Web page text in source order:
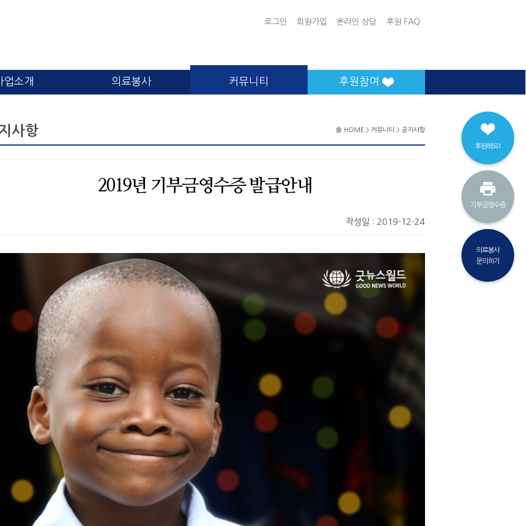
로그인 회원가입 온라인 상담 후원 FAQ
업소개 의료봉사 커뮤니티 후원참여
후원해요!
기부금영수증
의료봉사
문의하기
HOME > 커뮤니티 > 공지사항
사항
2019년 기부금영수증 발급안내
작성일 : 2019-12-24